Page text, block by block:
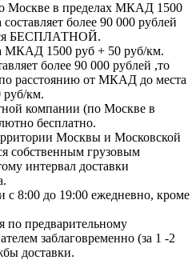
Москве в пределах МКАД 1500
более 90 000 рублей
БЕСПЛАТНОЙ.
МКАД 1500 руб + 50 руб/км.
более 90 000 рублей ,то
по расстоянию от МКАД до места
руб/км.
компании (по Москве в
бесплатно.
Москвы и Московской
собственным грузовым
интервал доставки
с 8:00 до 19:00 ежедневно, кроме
по предварительному
заблаговременно (за 1 -2
доставки.